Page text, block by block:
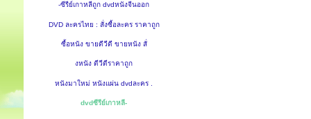
-ซีรีย์เกาหลีถูก dvdหนังจีนออก
DVD ละครไทย : สั่งซื้อละคร ราคาถูก
ซื้อหนัง ขายดีวีดี ขายหนัง สั่
งหนัง ดีวีดีราคาถูก
หนังมาใหม่ หนังแผ่น dvdละคร .
dvdซีรีย์เกาหลี-